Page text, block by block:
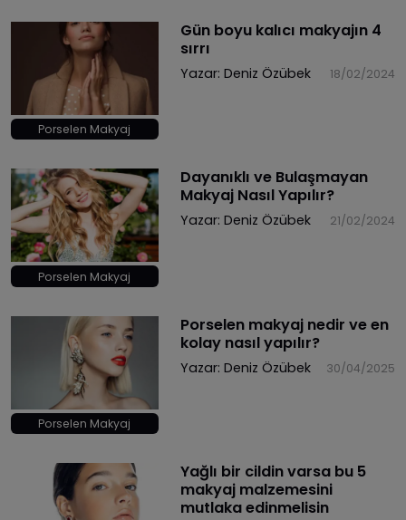
Porselen Makyaj
Gün boyu kalıcı makyajın 4
sırrı
Yazar: Deniz Özübek 18/02/2024
Porselen Makyaj
Dayanıklı ve Bulaşmayan
Makyaj Nasıl Yapılır?
Yazar: Deniz Özübek 21/02/2024
Porselen Makyaj
Porselen makyaj nedir ve en
kolay nasıl yapılır?
Yazar: Deniz Özübek 30/04/2025
Yağlı bir cildin varsa bu 5
makyaj malzemesini
mutlaka edinmelisin